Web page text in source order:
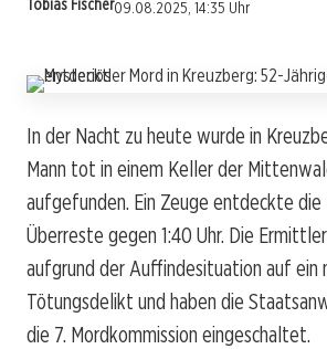
Tobias Fischer09.08.2025, 14:35 Uhr
In der Nacht zu heute wurde in
Mann tot in einem Keller der
aufgefunden. Ein Zeuge entdeckte die
Überreste gegen 1:40 Uhr. Die
aufgrund der Auffindesituation auf ein
Tötungsdelikt und haben die
die 7. Mordkommission eingeschaltet.